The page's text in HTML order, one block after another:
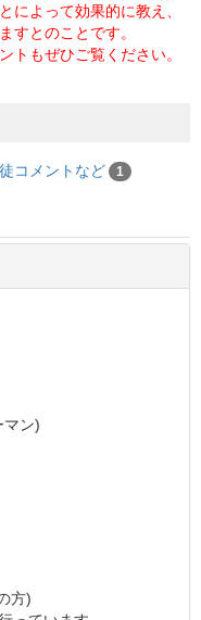
によって効果的に教え、
すとのことです。
トもぜひご覧ください。
コメントなど 1
マン)
方)